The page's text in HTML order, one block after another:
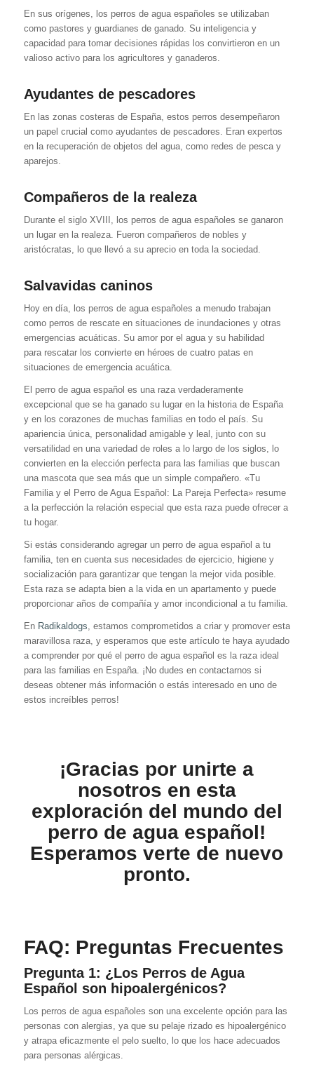
En sus orígenes, los perros de agua españoles se utilizaban
como pastores y guardianes de ganado. Su inteligencia y
capacidad para tomar decisiones rápidas los convirtieron en un
valioso activo para los agricultores y ganaderos.
Ayudantes de pescadores
En las zonas costeras de España, estos perros desempeñaron
un papel crucial como ayudantes de pescadores. Eran expertos
en la recuperación de objetos del agua, como redes de pesca y
aparejos.
Compañeros de la realeza
Durante el siglo XVIII, los perros de agua españoles se ganaron
un lugar en la realeza. Fueron compañeros de nobles y
aristócratas, lo que llevó a su aprecio en toda la sociedad.
Salvavidas caninos
Hoy en día, los perros de agua españoles a menudo trabajan
como perros de rescate en situaciones de inundaciones y otras
emergencias acuáticas. Su amor por el agua y su habilidad
para rescatar los convierte en héroes de cuatro patas en
situaciones de emergencia acuática.
El perro de agua español es una raza verdaderamente
excepcional que se ha ganado su lugar en la historia de España
y en los corazones de muchas familias en todo el país. Su
apariencia única, personalidad amigable y leal, junto con su
versatilidad en una variedad de roles a lo largo de los siglos, lo
convierten en la elección perfecta para las familias que buscan
una mascota que sea más que un simple compañero. «Tu
Familia y el Perro de Agua Español: La Pareja Perfecta» resume
a la perfección la relación especial que esta raza puede ofrecer a
tu hogar.
Si estás considerando agregar un perro de agua español a tu
familia, ten en cuenta sus necesidades de ejercicio, higiene y
socialización para garantizar que tengan la mejor vida posible.
Esta raza se adapta bien a la vida en un apartamento y puede
proporcionar años de compañía y amor incondicional a tu familia.
En Radikaldogs, estamos comprometidos a criar y promover esta
maravillosa raza, y esperamos que este artículo te haya ayudado
a comprender por qué el perro de agua español es la raza ideal
para las familias en España. ¡No dudes en contactarnos si
deseas obtener más información o estás interesado en uno de
estos increíbles perros!
¡Gracias por unirte a
nosotros en esta
exploración del mundo del
perro de agua español!
Esperamos verte de nuevo
pronto.
FAQ: Preguntas Frecuentes
Pregunta 1: ¿Los Perros de Agua
Español son hipoalergénicos?
Los perros de agua españoles son una excelente opción para las
personas con alergias, ya que su pelaje rizado es hipoalergénico
y atrapa eficazmente el pelo suelto, lo que los hace adecuados
para personas alérgicas.